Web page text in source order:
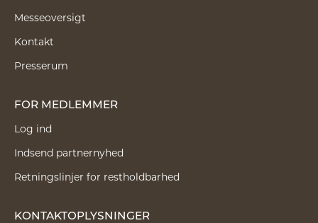
Messeoversigt
Kontakt
Presserum
FOR MEDLEMMER
Log ind
Indsend partnernyhed
Retningslinjer for restholdbarhed
KONTAKTOPLYSNINGER